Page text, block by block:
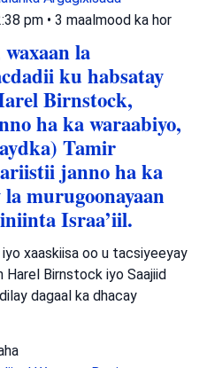
pm • 3 maalmood ka hor
la
ku habsatay
Birnstock,
ha ka waraabiyo,
Tamir
janno ha ka
murugoonayaan
Israa’iil.
xaaskiisa oo u tacsiyeeyay
Harel Birnstock iyo Saajiid
dagaal ka dhacay